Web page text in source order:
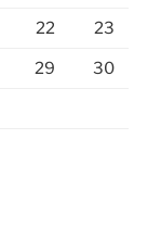
22 23
29 30